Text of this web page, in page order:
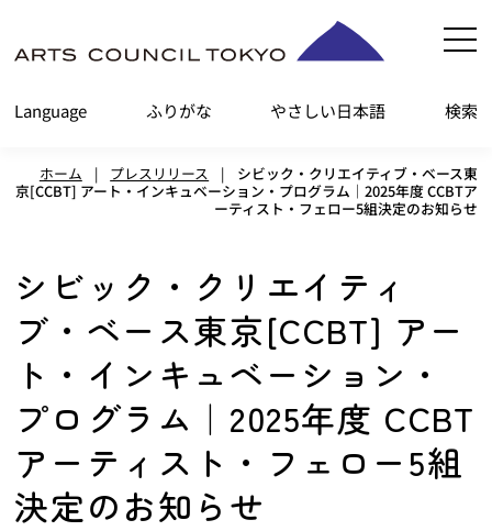
Language ふりがな やさしい日本語 検索
ホーム | プレスリリース |
シビック・クリエイティブ・ベース東
京[CCBT] アート・インキュベーション・プログラム｜2025年度 CCBTア
ーティスト・フェロー5組決定のお知らせ
シビック・クリエイティ
ブ・ベース東京[CCBT] アー
ト・インキュベーション・
プログラム｜2025年度 CCBT
アーティスト・フェロー5組
決定のお知らせ